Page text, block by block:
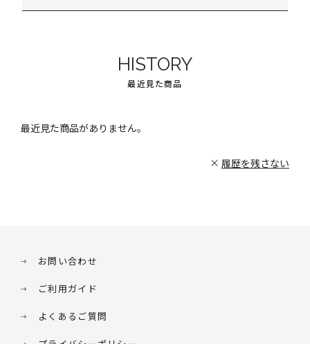
HISTORY
最近見た商品
最近見た商品がありません。
履歴を残さない
お問い合わせ
ご利用ガイド
よくあるご質問